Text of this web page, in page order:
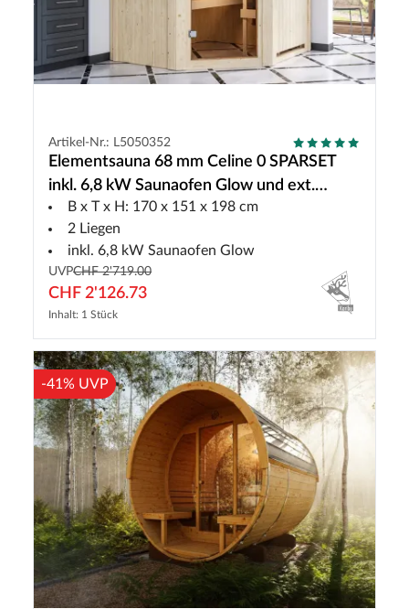
Artikel-Nr.: L5050352
Elementsauna 68 mm Celine 0 SPARSET
inkl. 6,8 kW Saunaofen Glow und ext.
Steuerung
B x T x H: 170 x 151 x 198 cm
2 Liegen
inkl. 6,8 kW Saunaofen Glow
UVPCHF 2'719.00
CHF 2'126.73
Inhalt: 1 Stück
-41% UVP